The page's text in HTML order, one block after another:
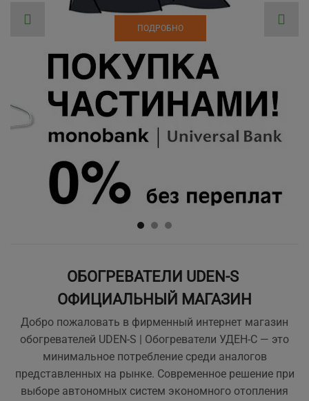
ПОДРОБНО
ПОДРОБНО
ОБОГРЕВАТЕЛИ UDEN-S
ОФИЦИАЛЬНЫЙ МАГАЗИН
Добро пожаловать в фирменный интернет магазин
обогревателей UDEN-S | Обогреватели УДЕН-С — это
минимальное потребление среди аналогов
представленных на рынке. Современное решение при
выборе автономных систем экономного отопления